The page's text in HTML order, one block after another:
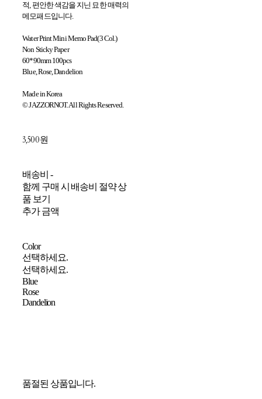
적, 편안한 색감을 지닌 묘한 매력의
메모패드입니다.
Water Print Mini Memo Pad(3 Col.)
Non Sticky Paper
60*90mm 100pcs
Blue, Rose, Dandelion
Made in Korea
© JAZZORNOT. All Rights Reserved.
3,500원
배송비 -
함께 구매 시 배송비 절약 상
품 보기
추가 금액
Color
선택하세요.
선택하세요.
Blue
Rose
Dandelion
품절된 상품입니다.